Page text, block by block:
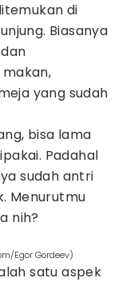
di
Biasanya
yang sudah
bisa lama
Padahal
sudah antri
Menurutmu
nih?
Egor Gordeev)
satu aspek